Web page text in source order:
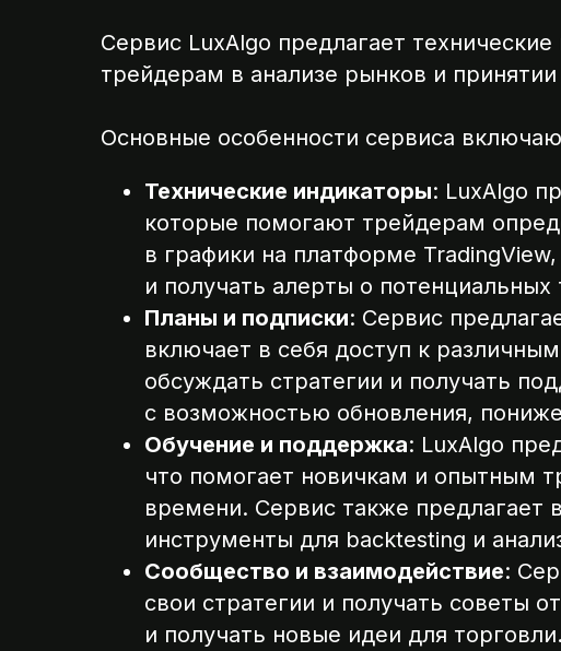
Сервис LuxAlgo предлагает
трейдерам в анализе рынков и
Основные особенности сервиса
Технические индикаторы: LuxAlgo
которые помогают трейдерам
в графики на платформе
и получать алерты о потенциальных
Планы и подписки: Сервис
включает в себя доступ к
обсуждать стратегии и получать
с возможностью обновления,
Обучение и поддержка: LuxAlgo
что помогает новичкам и опытным
времени. Сервис также
инструменты для backtesting и
Сообщество и взаимодействие:
свои стратегии и получать советы
и получать новые идеи для торговли.